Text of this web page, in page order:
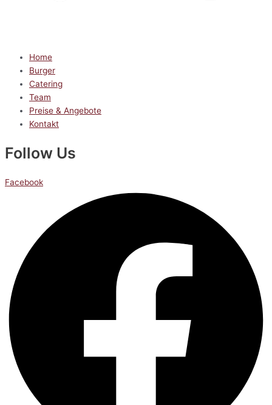
Home
Burger
Catering
Team
Preise & Angebote
Kontakt
Follow Us
Facebook